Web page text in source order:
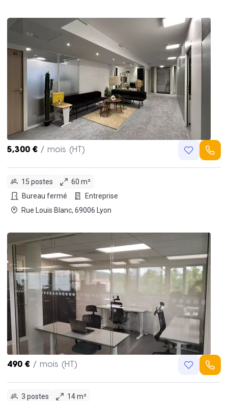
5,300 € / mois (HT)
15 postes
60 m²
Bureau fermé
Entreprise
Rue Louis Blanc, 69006 Lyon
490 € / mois (HT)
3 postes
14 m²